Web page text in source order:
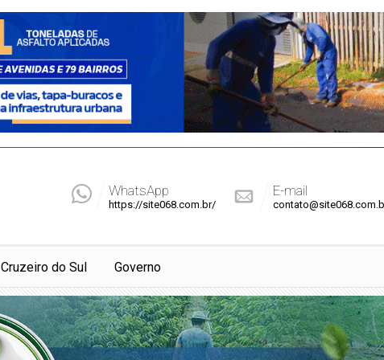
E-mail
WhatsApp
https://site068.com.br/
Cruzeiro do Sul Governo